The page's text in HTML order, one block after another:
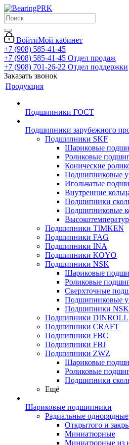
ВойтиМой кабинет
+7 (908) 585-41-45
+7 (908) 585-41-45 Отдел продаж
+7 (908) 701-26-22 Отдел поддержки
Заказать звонок
Продукция
Подшипники ГОСТ
Подшипники зарубежного
Подшипники SKF
Шариковые
Роликовые
Конические
Подшипниковые
Игольчатые
Внутренние
Подшипники
Подшипниковые
Подшипники TIMKEN
Подшипники FAG
Подшипники INA
Подшипники KOYO
Подшипники NSK
Шариковые
Роликовые
Сверхточные
Подшипниковые
Подшипники NSK
Подшипники DINROLL
Подшипники CRAFT
Подшипники FBC
Подшипники FBJ
Подшипники ZWZ
Шариковые
Роликовые
Подшипники
Ещё
Шариковые подшипники
Радиальные однорядные
Открытого и
Миниатюрные
Миниатюрные из